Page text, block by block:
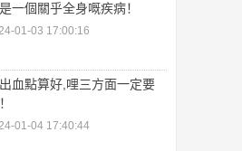
一個關乎全身嘅疾病！
01-03 17:00:16
血點算好,哩三方面一定要
01-04 17:40:44